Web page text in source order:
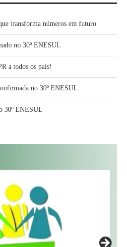
transforma números em futuro
no 30º ENESUL
a todos os pais!
no 30º ENESUL
30º ENESUL